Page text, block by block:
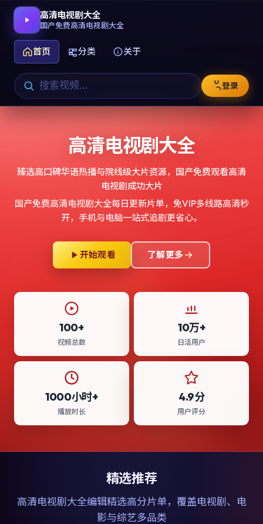
高清电视剧大全
国产免费高清电视剧大全
首页 分类 关于
登录
高清电视剧大全
臻选高口碑华语热播与院线级大片资源， 国产免费观看高清
电视剧成功大片
国产免费高清电视剧大全每日更新片单，免VIP多线路高清秒
开，手机与电脑一站式追剧更省心。
开始观看 了解更多
100+
视频总数
10万+
日活用户
1000小时+
播放时长
4.9分
用户评分
精选推荐
高清电视剧大全编辑精选高分片单，覆盖电视剧、电
影与综艺多品类